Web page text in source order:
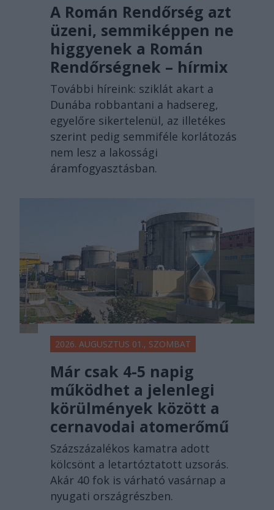
A Román Rendőrség azt
üzeni, semmiképpen ne
higgyenek a Román
Rendőrségnek – hírmix
További híreink: sziklát akart a
Dunába robbantani a hadsereg,
egyelőre sikertelenül, az illetékes
szerint pedig semmiféle korlátozás
nem lesz a lakossági
áramfogyasztásban.
2026. AUGUSZTUS 01., SZOMBAT
Már csak 4-5 napig
működhet a jelenlegi
körülmények között a
cernavodai atomerőmű
Százszázalékos kamatra adott
kölcsönt a letartóztatott uzsorás.
Akár 40 fok is várható vasárnap a
nyugati országrészben.